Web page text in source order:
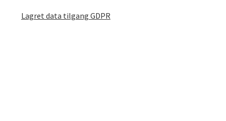
Lagret data tilgang GDPR